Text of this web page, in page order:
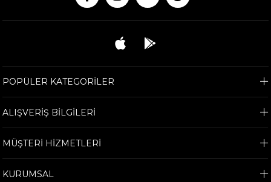
POPÜLER KATEGORİLER
ALIŞVERİŞ BİLGİLERİ
MÜŞTERİ HİZMETLERİ
KURUMSAL